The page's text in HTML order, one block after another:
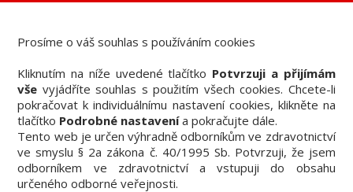
Knižní nabídka
Vzdělávací akce
Akční nabídky firem
Přehledy produktů
Inzerce
Předplatné / el. verze časopisů
Prosíme o váš souhlas s používáním cookies
Kliknutím na níže uvedené tlačítko Potvrzuji a přijímám
vše vyjádříte souhlas s použitím všech cookies. Chcete-li
pokračovat k individuálnímu nastavení cookies, klikněte na
tlačítko Podrobné nastavenía pokračujte dále.
Tento web je určen výhradně odborníkům ve zdravotnictví
ve smyslu § 2a zákona č. 40/1995 Sb. Potvrzuji, že jsem
odborníkem ve zdravotnictví a vstupuji do obsahu
určeného odborné veřejnosti.